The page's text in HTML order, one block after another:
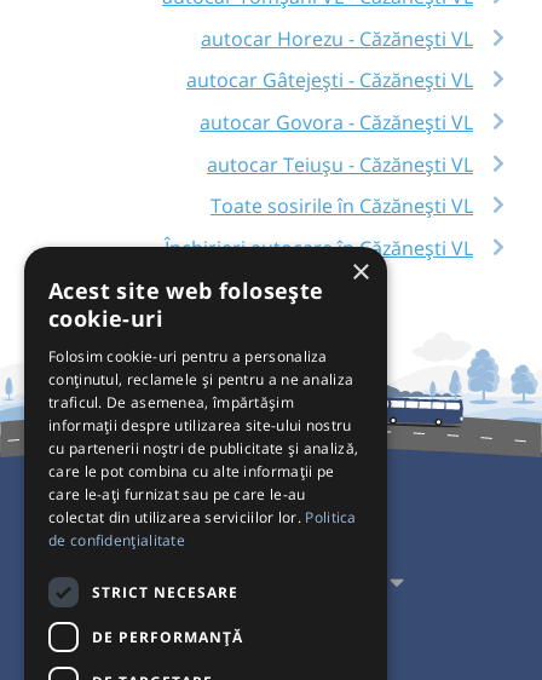
autocar Horezu - Căzănești VL
autocar Gâtejești - Căzănești VL
autocar Govora - Căzănești VL
autocar Teiușu - Căzănești VL
Toate sosirile în Căzănești VL
Închirieri autocare în Căzănești VL
Pentru Călători
Pentru Transportatori
Interacționăm
×
Acest site web folosește
cookie-uri
Folosim cookie-uri pentru a personaliza
conținutul, reclamele și pentru a ne analiza
traficul. De asemenea, împărtășim
informații despre utilizarea site-ului nostru
cu partenerii noștri de publicitate și analiză,
care le pot combina cu alte informații pe
care le-ați furnizat sau pe care le-au
colectat din utilizarea serviciilor lor. Politica
de confidențialitate
STRICT NECESARE
DE PERFORMANȚĂ